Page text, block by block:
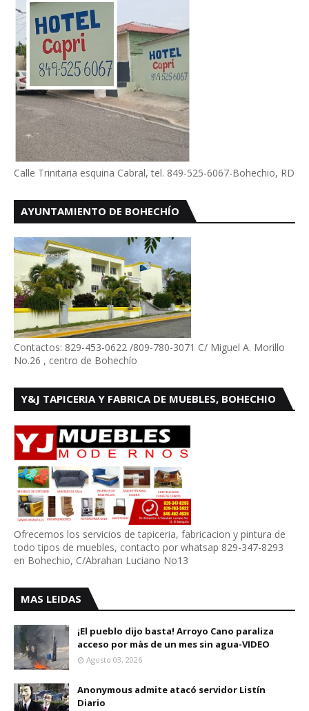
Calle Trinitaria esquina Cabral, tel. 849-525-6067-Bohechio, RD
AYUNTAMIENTO DE BOHECHÍO
Contactos: 829-453-0622 /809-780-3071 C/ Miguel A. Morillo
No.26 , centro de Bohechío
Y&J TAPICERIA Y FABRICA DE MUEBLES, BOHECHIO
Ofrecemos los servicios de tapiceria, fabricacion y pintura de
todo tipos de muebles, contacto por whatsap 829-347-8293
en Bohechio, C/Abrahan Luciano No13
MAS LEIDAS
¡El pueblo dijo basta! Arroyo Cano paraliza
acceso por màs de un mes sin agua-VIDEO
Agosto 03, 2026
Anonymous admite atacó servidor Listín
Diario